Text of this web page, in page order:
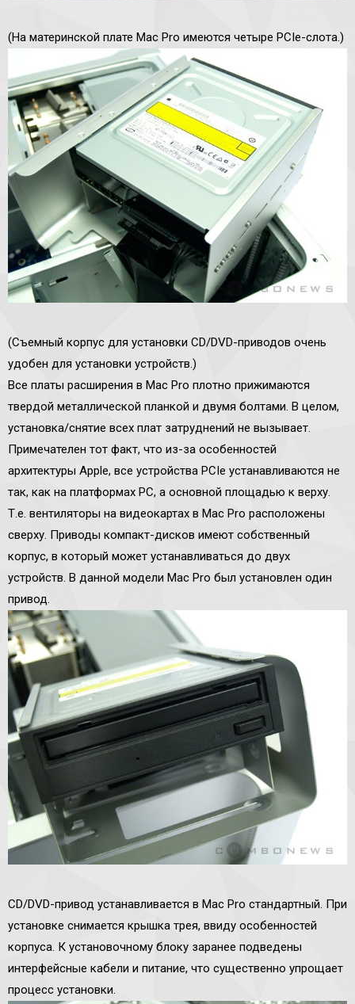
(На материнской плате Mac Pro имеются четыре PCIe-слота.)
(Съемный корпус для установки CD/DVD-приводов очень
удобен для установки устройств.)
Все платы расширения в Mac Pro плотно прижимаются
твердой металлической планкой и двумя болтами. В целом,
установка/снятие всех плат затруднений не вызывает.
Примечателен тот факт, что из-за особенностей
архитектуры Apple, все устройства PCIe устанавливаются не
так, как на платформах PC, а основной площадью к верху.
Т.е. вентиляторы на видеокартах в Mac Pro расположены
сверху. Приводы компакт-дисков имеют собственный
корпус, в который может устанавливаться до двух
устройств. В данной модели Mac Pro был установлен один
привод.
CD/DVD-привод устанавливается в Mac Pro стандартный. При
установке снимается крышка трея, ввиду особенностей
корпуса. К установочному блоку заранее подведены
интерфейсные кабели и питание, что существенно упрощает
процесс установки.